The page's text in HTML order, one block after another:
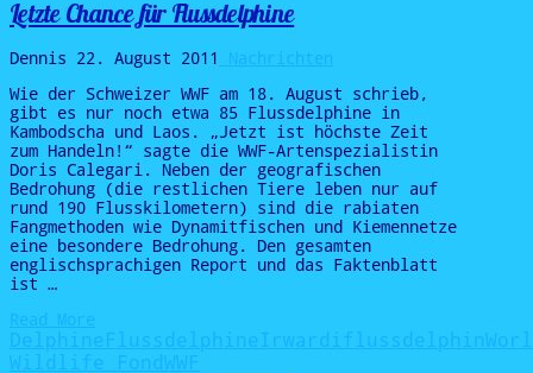
Letzte Chance für Flussdelphine
Dennis 22. August 2011
Wie der Schweizer WWF am 18. August schrieb,
gibt es nur noch etwa 85 Flussdelphine in
Kambodscha und Laos. „Jetzt ist höchste Zeit
zum Handeln!“ sagte die WWF-Artenspezialistin
Doris Calegari. Neben der geografischen
Bedrohung (die restlichen Tiere leben nur auf
rund 190 Flusskilometern) sind die rabiaten
Fangmethoden wie Dynamitfischen und Kiemennetze
eine besondere Bedrohung. Den gesamten
englischsprachigen Report und das Faktenblatt
ist …